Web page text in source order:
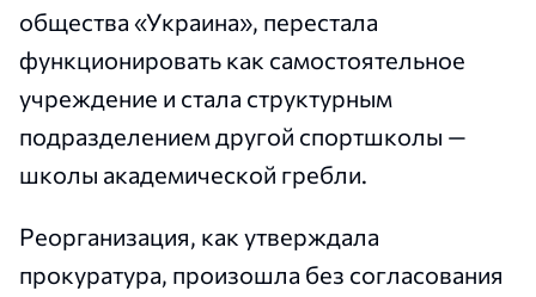
общества «Украина», перестала
функционировать как самостоятельное
учреждение и стала структурным
подразделением другой спортшколы —
школы академической гребли.
Реорганизация, как утверждала
прокуратура, произошла без согласования